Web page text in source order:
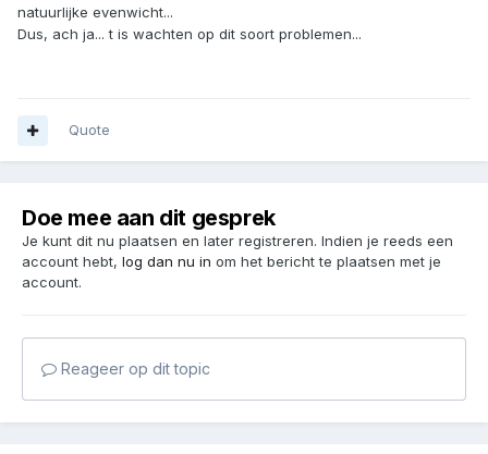
natuurlijke evenwicht...
Dus, ach ja... t is wachten op dit soort problemen...
Quote
Doe mee aan dit gesprek
Je kunt dit nu plaatsen en later registreren. Indien je reeds een
account hebt, log dan nu in om het bericht te plaatsen met je
account.
Reageer op dit topic